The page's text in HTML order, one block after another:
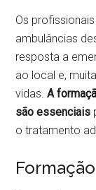
Os
ambulâncias
resposta a
ao local e,
vidas.A
são essenciais
o tratamento